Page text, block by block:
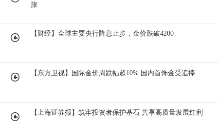
旅
【财经】全球主要央行降息止步，金价跌破4200
【东方卫视】国际金价周跌幅超10% 国内首饰金受追捧
【上海证券报】筑牢投资者保护基石 共享高质量发展红利